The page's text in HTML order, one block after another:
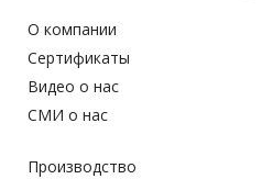
О компании
Сертификаты
Видео о нас
СМИ о нас
Производство